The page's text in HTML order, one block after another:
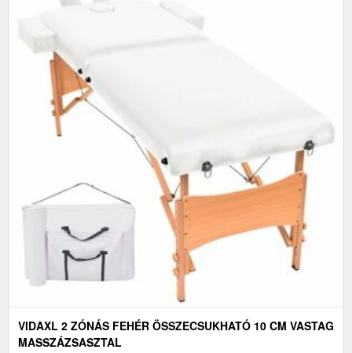
VIDAXL 2 ZÓNÁS FEHÉR ÖSSZECSUKHATÓ 10 CM VASTAG
MASSZÁZSASZTAL